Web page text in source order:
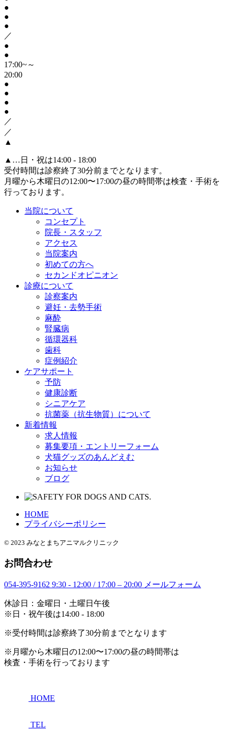
●
●
●
／
●
●
17:00~～
20:00
●
●
●
●
／
／
▲
▲ …日・祝は14:00 - 18:00
受付時間は診察終了30分前までとなります。
月曜から木曜日の12:00〜17:00の昼の時間帯は検査・手術を
行っております。
当院について
コンセプト
院長・スタッフ
アクセス
当院案内
初めての方へ
セカンドオピニオン
診療について
診察案内
避妊・去勢手術
麻酔
腎臓病
循環器科
歯科
症例紹介
ケアサポート
予防
健康診断
シニアケア
抗菌薬（抗生物質）について
新着情報
求人情報
募集要項・エントリーフォーム
犬猫グッズのあんどえむ
お知らせ
ブログ
HOME
プライバシーポリシー
© 2023 みなとまちアニマルクリニック
お問合わせ
054-395-9162 9:30 - 12:00 / 17:00 – 20:00 メールフォーム
休診日：金曜日・土曜日午後
※日・祝午後は14:00 - 18:00
※受付時間は診察終了30分前までとなります
※月曜から木曜日の12:00〜17:00の昼の時間帯は
検査・手術を行っております
HOME
TEL